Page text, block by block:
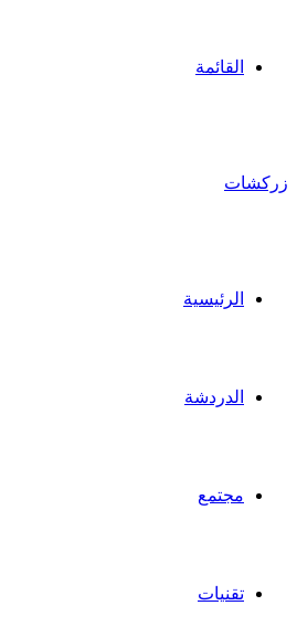
القائمة
زركشات
الرئيسية
الدردشة
مجتمع
تقنيات